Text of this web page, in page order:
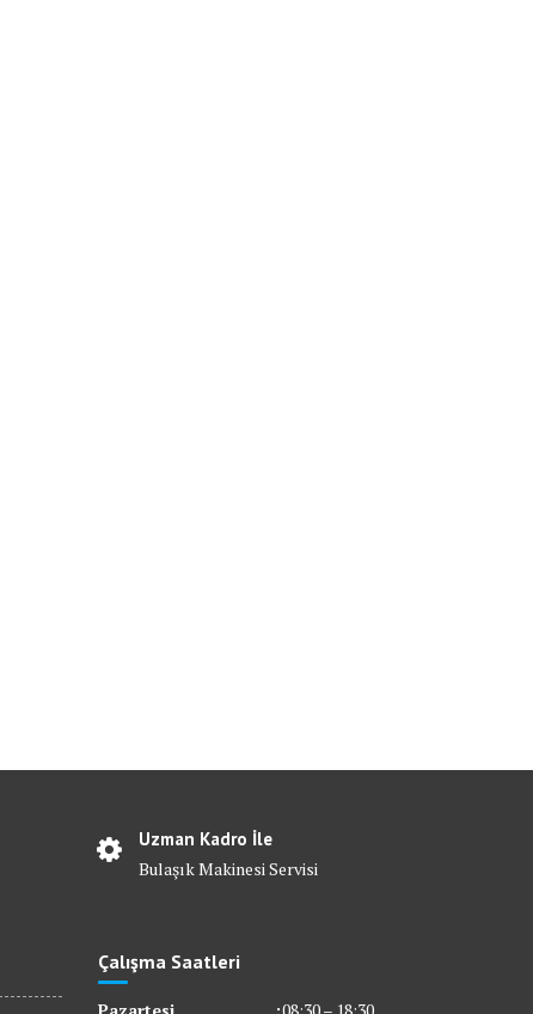
Uzman Kadro İle
Bulaşık Makinesi Servisi
Çalışma Saatleri